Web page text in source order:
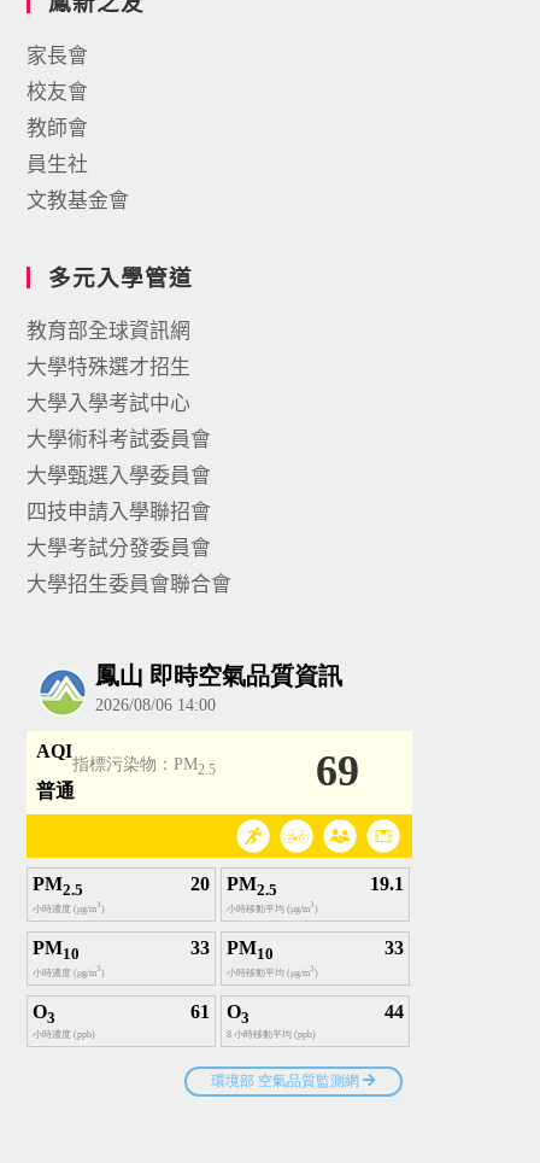
家長會
校友會
教師會
員生社
文教基金會
多元入學管道
教育部全球資訊網
大學特殊選才招生
大學入學考試中心
大學術科考試委員會
大學甄選入學委員會
四技申請入學聯招會
大學考試分發委員會
大學招生委員會聯合會